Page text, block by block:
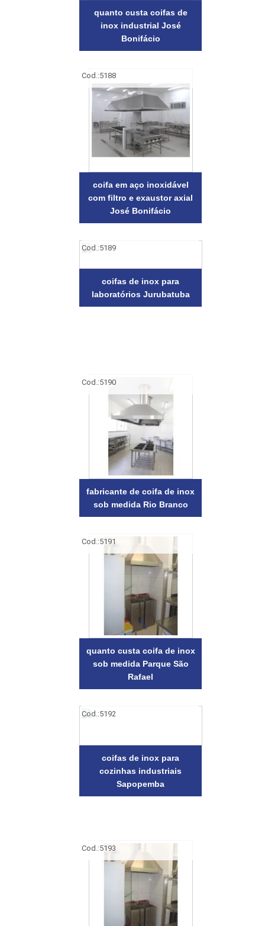
quanto custa coifas de
inox industrial José
Bonifácio
Cod.:5188
coifa em aço inoxidável
com filtro e exaustor axial
José Bonifácio
Cod.:5189
coifas de inox para
laboratórios Jurubatuba
Cod.:5190
fabricante de coifa de inox
sob medida Rio Branco
Cod.:5191
quanto custa coifa de inox
sob medida Parque São
Rafael
Cod.:5192
coifas de inox para
cozinhas industriais
Sapopemba
Cod.:5193